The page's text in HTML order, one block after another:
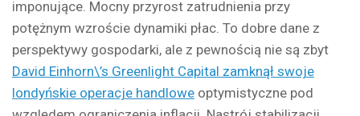
imponujące. Mocny przyrost zatrudnienia przy
potężnym wzroście dynamiki płac. To dobre dane z
perspektywy gospodarki, ale z pewnością nie są zbyt
David Einhorn\’s Greenlight Capital zamknął swoje
londyńskie operacje handlowe optymistyczne pod